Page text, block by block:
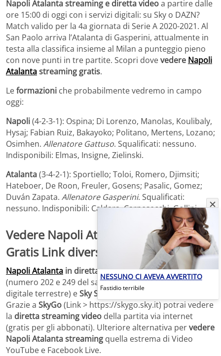
Napoli Atalanta streaming e diretta videoa partire dalle
ore 15:00 di oggi con i servizi digitali: su Sky o DAZN?
Match valido per la 4a giornata di Serie A 2020-2021. Al
San Paolo arriva l’Atalanta di Gasperini, attualmente in
testa alla classifica insieme al Milan a punteggio pieno
con nove punti in tre partite. Scopri dovevedere Napoli
Atalantastreaming gratis.
Leformazioni che probabilmente vedremo in campo
oggi:
Napoli(4-2-3-1): Ospina; Di Lorenzo, Manolas, Koulibaly,
Hysaj; Fabian Ruiz, Bakayoko; Politano, Mertens, Lozano;
Osimhen. Allenatore Gattuso. Squalificati: nessuno.
Indisponibili: Elmas, Insigne, Zielinski.
Atalanta(3-4-2-1): Sportiello; Toloi, Romero, Djimsiti;
Hateboer, De Roon, Freuler, Gosens; Pasalic, Gomez;
Duván Zapata. Allenatore Gasperini. Squalificati:
nessuno. Indisponibili: Caldara, Carnesecchi, Gollini.
Vedere Napoli Atalanta
Streaming
Gratis Link diverso da Rojadirecta.
Napoli Atalanta in diretta tvconSky Sport Serie A
(numero 202 e 249 del satellite, numero 473 e 483 del
digitale terrestre) eSky Sport(numero 251 del satellite).
Grazie a SkyGo(Link > https://skygo.sky.it) potrai vedere
la diretta streaming video della partita via internet
(gratis per gli abbonati). Ulteriore alternativa pervedere
Napoli Atalanta streaming quella estrema di Video
YouTube e Facebook Live.
NESSUNO CI AVEVA AVVERTITO
Fastidio terribile